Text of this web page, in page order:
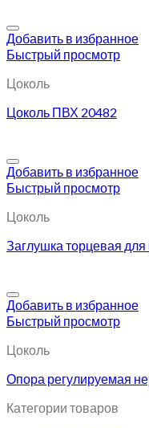
Добавить в избранное
Быстрый просмотр
Цоколь
Цоколь ПВХ 20482
Добавить в избранное
Быстрый просмотр
Цоколь
Заглушка торцевая
Добавить в избранное
Быстрый просмотр
Цоколь
Опора регулируемая
Категории товаров